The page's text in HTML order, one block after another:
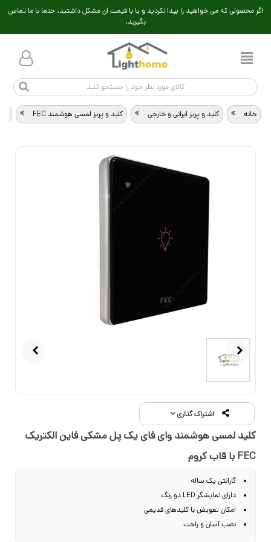
اگر محصولی که می خواهید را پیدا نکردید و یا با قیمت آن مشکل داشتید، حتما با ما تماس
بگیرید.
خانه > کلید و پریز ایرانی و خارجی > کلید و پریز لمسی هوشمند FEC >
اشتراک گذاری
کلید لمسی هوشمند وای فای یک پل مشکی فاین الکتریک
FEC با قاب کروم
گارانتی یک ساله
دارای نمایشگر LED دو رنگ
امکان تعویض با کلیدهای قدیمی
نصب آسان و راحت
0